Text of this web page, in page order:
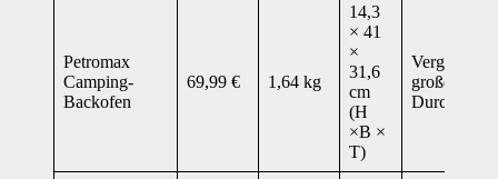
Petromax
Camping-
Backofen
69,99 € 1,64 kg
14,3
× 41
×
31,6
cm
(H
×B ×
T)
großer